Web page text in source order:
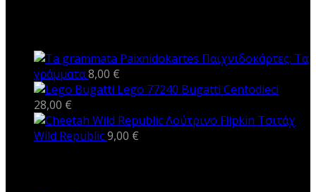
Παιχνιδοκάρτες: Τα
γράμματα8,00 €
Lego 77240 Bugatti Centodieci
28,00 €
Λούτρινο Flipkin Τσιτάχ
Wild Republic9,00 €